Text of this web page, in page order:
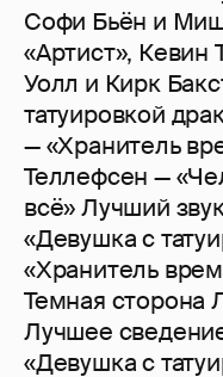
Софи Бьён и
«Артист», Кевин
Уолл и Кирк
татуировкой
— «Хранитель
Теллефсен —
всё» Лучший
«Девушка с
«Хранитель
Темная сторона
Лучшее
«Девушка с